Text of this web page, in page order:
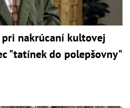
nakrúcaní kultovej
"tatínek do polepšovny"